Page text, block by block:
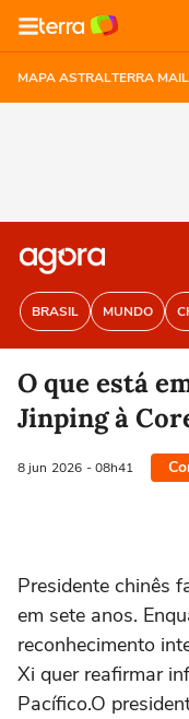
MAPA ASTRALTERRA MAIL
BRASIL MUNDO
O que está
Jinping à
8 jun 2026 - 08h41
Presidente chinês
em sete anos.
reconhecimento
Xi quer reafirmar
Pacífico.O